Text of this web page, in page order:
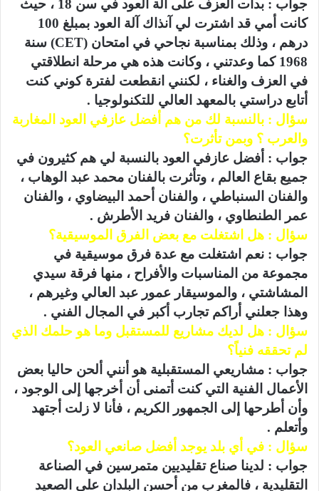
جواب : بدأت العزف على آلة العود في سن 18 ، حيث
كانت أمي قد اشترت لي آنذاك آلة العود بمبلغ 100
درهم ، وذلك بمناسبة نجاحي في امتحان (CET) سنة
1968 كما وعدتني ، وكانت هذه هي مرحلة انطلاقتي
في العزف والغناء ، لكنني انقطعت لفترة كوني كنت
أتابع دراستي بالمعهد العالي للتكنولوجيا .
سؤال : بالنسبة لك من هم أفضل عازفي العود المغاربة
والعرب ؟ وبمن تأثرت؟
جواب : أفضل عازفي العود بالنسبة لي هم كثيرون في
جميع بقاع العالم ، وتأثرت بالفنان محمد عبد الوهاب ،
والفنان السنباطي ، والفنان أحمد البيضاوي ، والفنان
عمر الطنطاوي ، والفنان فريد الأطرش .
سؤال : هل اشتغلت مع بعض الفرق الموسيقية؟
جواب : نعم اشتغلت مع عدة فرق موسيقية في
مجموعة من المناسبات والأفراح ، منها فرقة سيدي
المشاشتي ، والموسيقار عمور عبد العالي وغيرهم ،
وهذا جعلني أراكم تجارب أكبر في المجال الفني .
سؤال : هل لديك مشاريع للمستقبل وما هو حلمك الذي
لم تحققه فنياً؟
جواب : مشاريعي المستقبلية هو أنني ألحن حاليا بعض
الأعمال الفنية التي كنت أتمنى أن أخرجها إلى الوجود ،
وأن أطرحها إلى الجمهور الكريم ، فأنا لا زلت أجتهد
وأتعلم .
سؤال : في أي بلد يوجد أفضل صانعي العود؟
جواب : لدينا صناع تقليديين متمرسين في الصناعة
التقليدية ، فالمغرب من أحسن البلدان على الصعيد